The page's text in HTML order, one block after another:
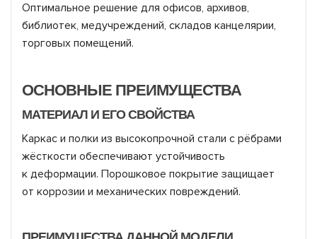
Оптимальное решение для офисов, архивов,
библиотек, медучреждений, складов канцелярии,
торговых помещений.
ОСНОВНЫЕ ПРЕИМУЩЕСТВА
МАТЕРИАЛ И ЕГО СВОЙСТВА
Каркас и полки из высокопрочной стали с рёбрами
жёсткости обеспечивают устойчивость
к деформации. Порошковое покрытие защищает
от коррозии и механических повреждений.